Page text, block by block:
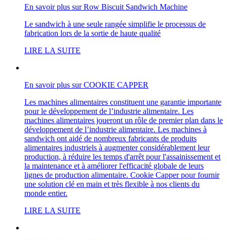
En savoir plus sur Row Biscuit Sandwich Machine
Le sandwich à une seule rangée simplifie le processus de
fabrication lors de la sortie de haute qualité
LIRE LA SUITE
En savoir plus sur COOKIE CAPPER
Les machines alimentaires constituent une garantie importante
pour le développement de l’industrie alimentaire. Les
machines alimentaires joueront un rôle de premier plan dans le
développement de l’industrie alimentaire. Les machines à
sandwich ont aidé de nombreux fabricants de produits
alimentaires industriels à augmenter considérablement leur
production, à réduire les temps d'arrêt pour l'assainissement et
la maintenance et à améliorer l'efficacité globale de leurs
lignes de production alimentaire. Cookie Capper pour fournir
une solution clé en main et très flexible à nos clients du
monde entier.
LIRE LA SUITE